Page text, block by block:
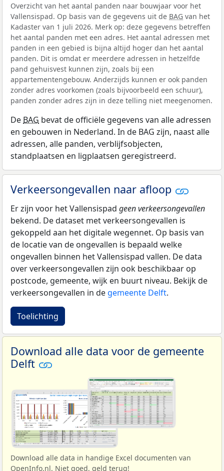
Overzicht van het aantal panden naar bouwjaar voor het
Vallensispad. Op basis van de gegevens uit de BAG van het
Kadaster van 1 juli 2026. Merk op: deze gegevens betreffen
het aantal panden met een adres. Het aantal adressen met
panden in een gebied is bijna altijd hoger dan het aantal
panden. Dit is omdat er meerdere adressen in hetzelfde
pand gehuisvest kunnen zijn, zoals bij een
appartementengebouw. Anderzijds kunnen er ook panden
zonder adres voorkomen (zoals bijvoorbeeld een schuur),
panden zonder adres zijn in deze telling niet meegenomen.
De BAG bevat de officiële gegevens van alle adressen
en gebouwen in Nederland. In de BAG zijn, naast alle
adressen, alle panden, verblijfsobjecten,
standplaatsen en ligplaatsen geregistreerd.
Verkeersongevallen naar afloop
Er zijn voor het Vallensispad geen verkeersongevallen
bekend. De dataset met verkeersongevallen is
gekoppeld aan het digitale wegennet. Op basis van
de locatie van de ongevallen is bepaald welke
ongevallen binnen het Vallensispad vallen. De data
over verkeersongevallen zijn ook beschikbaar op
postcode, gemeente, wijk en buurt niveau. Bekijk de
verkeersongevallen in de gemeente Delft.
Toelichting
Download alle data voor de gemeente
Delft
Download alle data in handige Excel documenten van
OpenInfo.nl. Niet goed, geld terug!